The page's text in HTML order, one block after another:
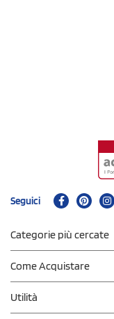
Seguici
Categorie più cercate
Come Acquistare
Utilità